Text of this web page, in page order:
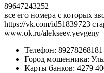
89647243252
все его номера с которых
https://vk.com/id51839723
www.ok.ru/alekseev.yevgeny
Телефон: 89278268181
Город мошенника:
Карты банков: 4279